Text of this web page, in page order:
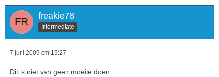
freakie78
Intermediate
7 juni 2009 om 19:27
Dit is niet van geen moeite doen.